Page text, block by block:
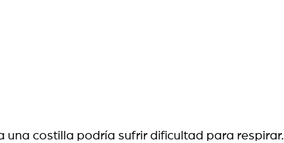
una costilla podría sufrir dificultad para respirar.